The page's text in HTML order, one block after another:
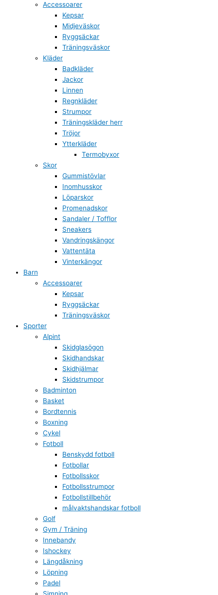
Accessoarer
Kepsar
Midjeväskor
Ryggsäckar
Träningsväskor
Kläder
Badkläder
Jackor
Linnen
Regnkläder
Strumpor
Träningskläder herr
Tröjor
Ytterkläder
Termobyxor
Skor
Gummistövlar
Inomhusskor
Löparskor
Promenadskor
Sandaler / Tofflor
Sneakers
Vandringskängor
Vattentäta
Vinterkängor
Barn
Accessoarer
Kepsar
Ryggsäckar
Träningsväskor
Sporter
Alpint
Skidglasögon
Skidhandskar
Skidhjälmar
Skidstrumpor
Badminton
Basket
Bordtennis
Boxning
Cykel
Fotboll
Benskydd fotboll
Fotbollar
Fotbollsskor
Fotbollsstrumpor
Fotbollstillbehör
målvaktshandskar fotboll
Golf
Gym / Träning
Innebandy
Ishockey
Längdåkning
Löpning
Padel